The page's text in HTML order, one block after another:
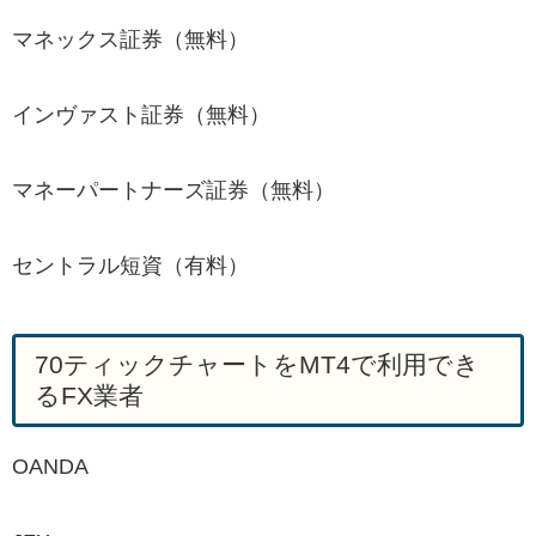
マネックス証券（無料）
インヴァスト証券（無料）
マネーパートナーズ証券（無料）
セントラル短資（有料）
70ティックチャートをMT4で利用でき
るFX業者
OANDA